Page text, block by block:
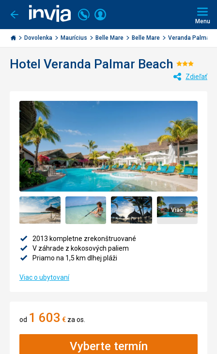
Ísť
späť
Invia.sk
Volajte
+421
2
3221
Prihlásiť
Menu
Dovolenka Maurícius Belle Mare Belle Mare Veranda Palmar
Hotel Veranda Palmar Beach
3/5Zdieľať
Viac
2013 kompletne zrekonštruované
V záhrade z kokosových paliem
Priamo na 1,5 km dlhej pláži
Viac o ubytovaní
od 1 603 € za os.
Vyberte termín